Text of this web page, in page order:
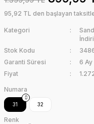
95,92 TL den başlayan
Kategori
Stok Kodu
Garanti Süresi
6 Ay
Fiyat
Numara
31 32
Renk